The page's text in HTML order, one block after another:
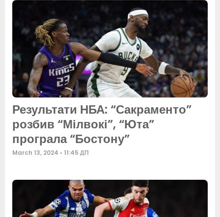
Результати НБА: “Сакраменто”
розбив “Мілвокі”, “Юта”
програла “Бостону”
March 13, 2024 11:45 ДП